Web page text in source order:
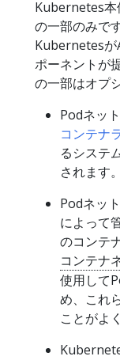
Kubernetes本
の一部のみで
Kubernetesが
ポーネントが
の一部はオプ
Podネッ
コンテナ
るシステ
されます。
Podネッ
によって
のコンテ
コンテナ
使用して
め、これ
ことがよ